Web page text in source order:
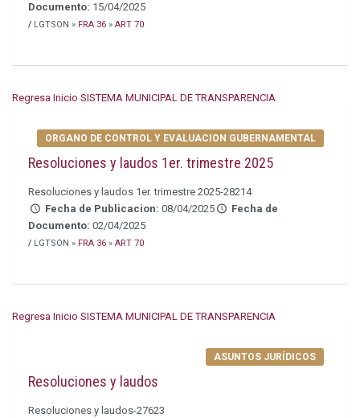
Documento: 15/04/2025
/ LGTSON » FRA 36 » ART 70
Regresa Inicio SISTEMA MUNICIPAL DE TRANSPARENCIA
ORGANO DE CONTROL Y EVALUACION GUBERNAMENTAL
Resoluciones y laudos 1er. trimestre 2025
Resoluciones y laudos 1er. trimestre 2025-28214
Fecha de Publicacion:08/04/2025
Fecha de
Documento: 02/04/2025
/ LGTSON » FRA 36 » ART 70
Regresa Inicio SISTEMA MUNICIPAL DE TRANSPARENCIA
ASUNTOS JURÍDICOS
Resoluciones y laudos
Resoluciones y laudos-27623